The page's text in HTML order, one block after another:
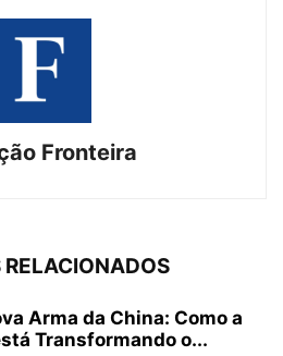
Fronteira
RELACIONADOS
Arma da China: Como a
Transformando o...